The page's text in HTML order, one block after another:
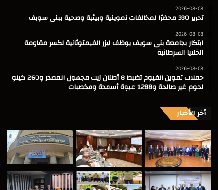
2026-08-08
تحرير 330 محضرًا لمخالفات تموينية وبيئية وصحية ببنى سويف
2026-08-08
ابتكار بجامعة بنى سويف يوظف ليزر الفيمتوثانية لكسر مقاومة
الخلايا السرطانية
2026-08-08
حملات تموين الفيوم تضبط 8 أطنان زيت مجهول المصدر و260 كيلو
لحوم غير صالحة و1288 عبوة أسمدة ومخصبات
أخر الأخبار